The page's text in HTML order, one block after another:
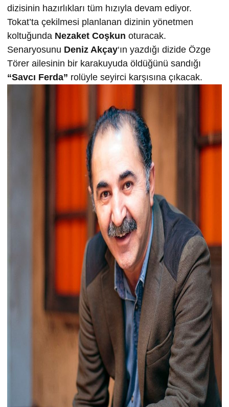
dizisinin hazırlıkları tüm hızıyla devam ediyor.
Tokat’ta çekilmesi planlanan dizinin yönetmen
koltuğunda Nezaket Coşkun oturacak.
Senaryosunu Deniz Akçay‘ın yazdığı dizide Özge
Törer ailesinin bir karakuyuda öldüğünü sandığı
“Savcı Ferda” rolüyle seyirci karşısına çıkacak.